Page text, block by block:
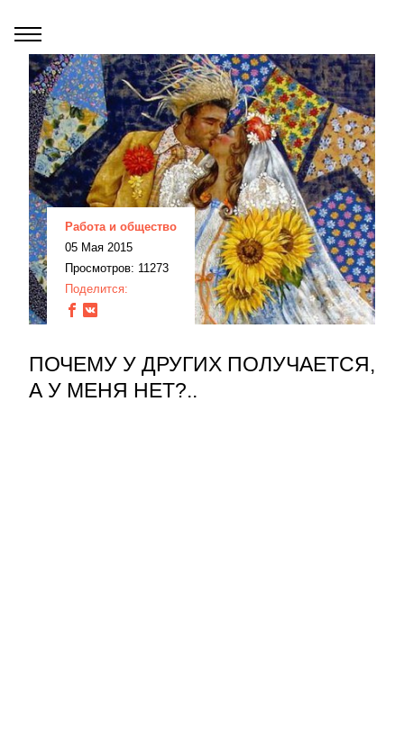
Работа и общество
05 Мая 2015
Просмотров: 11273
Поделится:
ПОЧЕМУ У ДРУГИХ ПОЛУЧАЕТСЯ,
А У МЕНЯ НЕТ?..